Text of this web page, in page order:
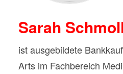
Sarah
ist ausgebildete
Arts im Fachbereich